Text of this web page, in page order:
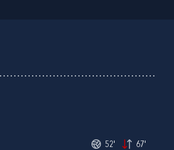
52' 67'